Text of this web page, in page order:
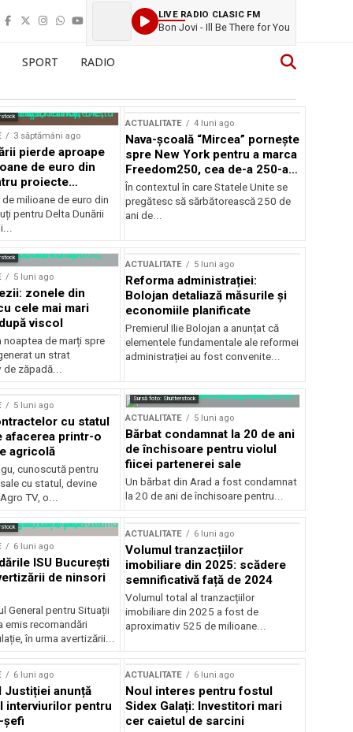
LIVE RADIO CLASIC FM
Bon Jovi - Ill Be There for You
SPORT RADIO
3 săptămâni ago
pierde aproape
de euro din
proiecte
milioane de euro din
pentru Delta Dunării
ACTUALITATE 4 luni ago
Nava-școală “Mircea” pornește
spre New York pentru a marca
Freedom250, cea de-a 250-a
aniversare a Statelor Unite
În contextul în care Statele Unite se
pregătesc să sărbătorească 250 de
ani de...
5 luni ago
zonele din
cele mai mari
viscol
noaptea de marți spre
un strat
zăpadă...
ACTUALITATE 5 luni ago
Reforma administrației:
Bolojan detaliază măsurile și
economiile planificate
Premierul Ilie Bolojan a anunțat că
elementele fundamentale ale reformei
administrației au fost convenite...
5 luni ago
cu statul
afacerea printr-o
agricolă
cunoscută pentru
cu statul, devine
TV, o...
Sursă foto: Shutterstock
ACTUALITATE 5 luni ago
Bărbat condamnat la 20 de ani
de închisoare pentru violul
fiicei partenerei sale
Un bărbat din Arad a fost condamnat
la 20 de ani de închisoare pentru...
6 luni ago
ISU București
de ninsori
General pentru Situații
emis recomandări
în urma avertizării...
ACTUALITATE 6 luni ago
Volumul tranzacțiilor
imobiliare din 2025: scădere
semnificativă față de 2024
Volumul total al tranzacțiilor
imobiliare din 2025 a fost de
aproximativ 525 de milioane...
6 luni ago
Justiției anunță
interviurilor pentru
ACTUALITATE 6 luni ago
Noul interes pentru fostul
Sidex Galați: Investitori mari
cer caietul de sarcini